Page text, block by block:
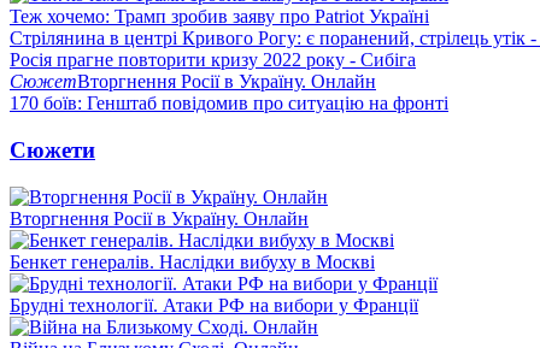
Теж хочемо: Трамп зробив заяву про Patriot Україні
Стрілянина в центрі Кривого Рогу: є поранений, стрілець утік
Росія прагне повторити кризу 2022 року - Сибіга
СюжетВторгнення Росії в Україну. Онлайн
170 боїв: Генштаб повідомив про ситуацію на фронті
Сюжети
Вторгнення Росії в Україну. Онлайн
Бенкет генералів. Наслідки вибуху в Москві
Брудні технології. Атаки РФ на вибори у Франції